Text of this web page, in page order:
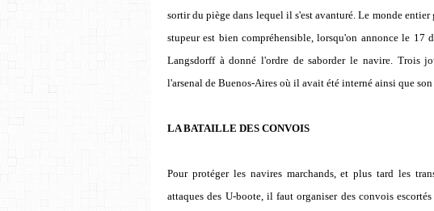
sortir du piège dans lequel il s'est avanturé. Le monde
stupeur est bien compréhensible, lorsqu'on annonce le 17
Langsdorff à donné l'ordre de saborder le navire. Trois
l'arsenal de Buenos-Aires où il avait été interné ainsi que son
LA BATAILLE DES CONVOIS
Pour protéger les navires marchands, et plus tard les
attaques des U-boote, il faut organiser des convois